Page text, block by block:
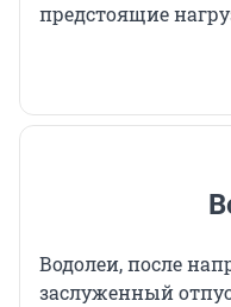
предстоящие
Водолеи, после
заслуженный